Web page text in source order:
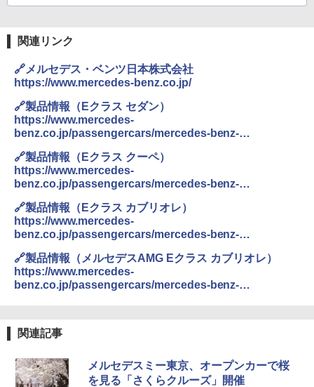
関連リンク
🔗メルセデス・ベンツ日本株式会社
https://www.mercedes-benz.co.jp/
🔗製品情報（Eクラス セダン）
https://www.mercedes-
benz.co.jp/passengercars/mercedes-benz-
🔗製品情報（Eクラス クーペ）
https://www.mercedes-
benz.co.jp/passengercars/mercedes-benz-
🔗製品情報（Eクラス カブリオレ）
https://www.mercedes-
benz.co.jp/passengercars/mercedes-benz-
🔗製品情報（メルセデスAMG Eクラス カブリオレ）
https://www.mercedes-
benz.co.jp/passengercars/mercedes-benz-
関連記事
メルセデスミー東京、オープンカーで桜
を見る「さくらクルーズ」開催